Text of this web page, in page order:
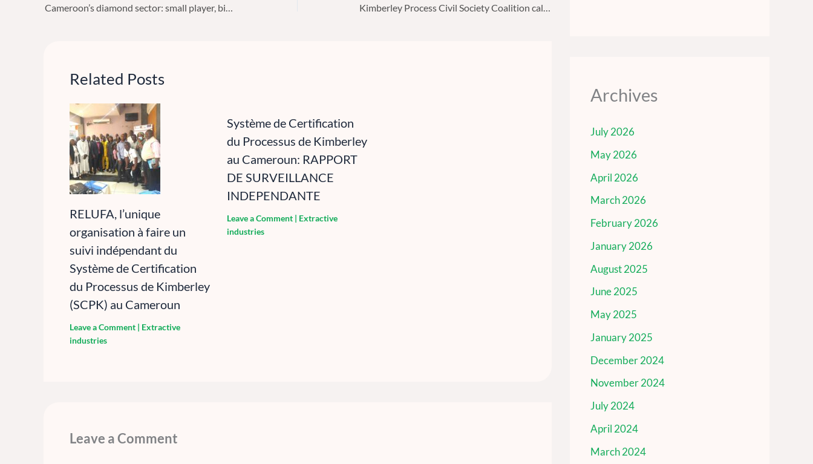
Cameroon’s diamond sector: small player, big challenges Kimberley Process Civil Society Coalition calls for urgent industry action: ‘Stop the ongoing flow of conflict diamonds
Related Posts
RELUFA, l’unique
organisation à faire un
suivi indépendant du
Système de Certification
du Processus de Kimberley
(SCPK) au Cameroun
Leave a Comment | Extractive
industries
Système de Certification
du Processus de Kimberley
au Cameroun: RAPPORT
DE SURVEILLANCE
INDEPENDANTE
Leave a Comment | Extractive
industries
Leave a Comment
Archives
July 2026
May 2026
April 2026
March 2026
February 2026
January 2026
August 2025
June 2025
May 2025
January 2025
December 2024
November 2024
July 2024
April 2024
March 2024